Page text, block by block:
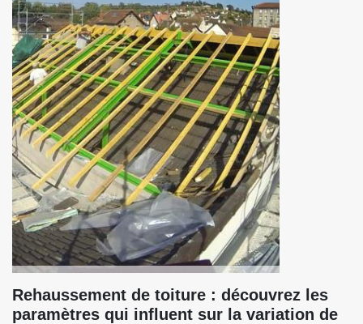
Rehaussement de toiture : découvrez les
paramètres qui influent sur la variation de